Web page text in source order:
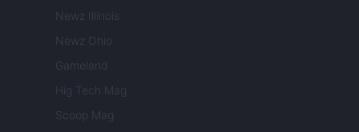
Newz Illinois
Newz Ohio
Gameland
Hig Tech Mag
Scoop Mag